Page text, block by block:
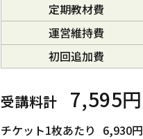
定期教材費
運営維持費
初回追加費
受講料計 7,595円
チケット1枚あたり 6,930円